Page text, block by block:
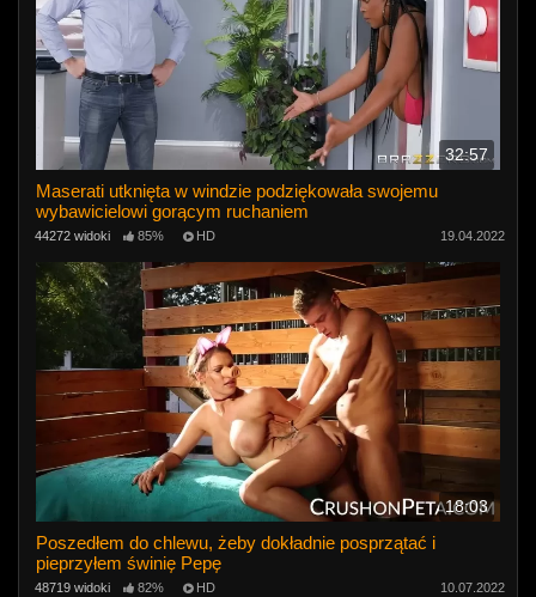
32:57
Maserati utknięta w windzie podziękowała swojemu
wybawicielowi gorącym ruchaniem
44272 widoki 85% HD 19.04.2022
18:03
Poszedłem do chlewu, żeby dokładnie posprzątać i
pieprzyłem świnię Pepę
48719 widoki 82% HD 10.07.2022